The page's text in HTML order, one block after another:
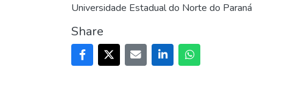
Universidade Estadual do Norte do Paraná
Share